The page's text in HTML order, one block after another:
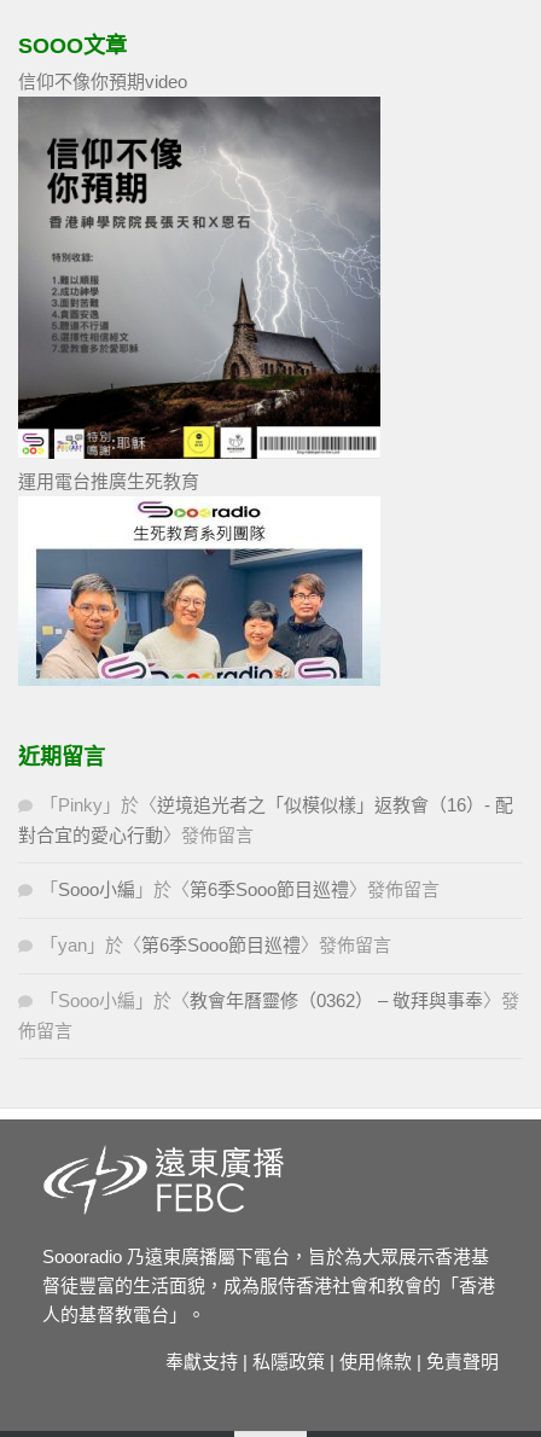
SOOO文章
信仰不像你預期video
運用電台推廣生死教育
近期留言
「 Pinky 」於〈逆境追光者之「似模似樣」返教會（16）- 配
對合宜的愛心行動〉發佈留言
「 Sooo小編 」於〈第6季Sooo節目巡禮〉發佈留言
「 yan 」於〈第6季Sooo節目巡禮〉發佈留言
「 Sooo小編 」於〈教會年曆靈修（0362） – 敬拜與事奉〉發
佈留言
Soooradio 乃遠東廣播屬下電台，旨於為大眾展示香港基
督徒豐富的生活面貌，成為服侍香港社會和教會的「香港
人的基督教電台」。
奉獻支持 | 私隱政策 | 使用條款 | 免責聲明